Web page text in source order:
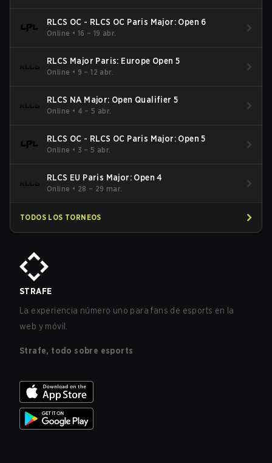
RLCS OC - RLCS OC Paris Major: Open 6
Online • 16 – 19 abr.
RLCS Major Paris: Europe Open 5
Online • 9 – 12 abr.
RLCS NA Major: Open Qualifier 5
Online • 4 – 5 abr.
RLCS OC - RLCS OC Paris Major: Open 5
Online • 3 – 5 abr.
RLCS EU Paris Major: Open 4
Online • 28 – 29 mar.
TODOS LOS TORNEOS
STRAFE
La experiencia número uno para fans de esports en la
web y móvil.
Strafe, todo sobre esports